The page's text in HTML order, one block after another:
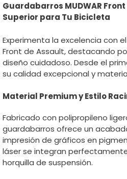
Guardabarros MUDWAR
Superior para Tu Bicicleta
Experimenta la excelencia con
Front de Assault, destacando
diseño cuidadoso. Desde el
su calidad excepcional y
Material Premium y Estilo
Fabricado con polipropileno
guardabarros ofrece un
impresión de gráficos en
láser se integran
horquilla de suspensión.